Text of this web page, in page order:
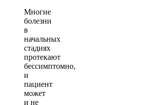
Многие
болезни
в
начальных
стадиях
протекают
бессимптомно,
и
пациент
может
и не